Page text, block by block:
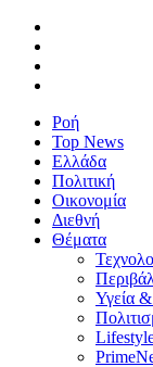
Ροή
Top News
Ελλάδα
Πολιτική
Οικονομία
Διεθνή
Θέματα
Υγεία